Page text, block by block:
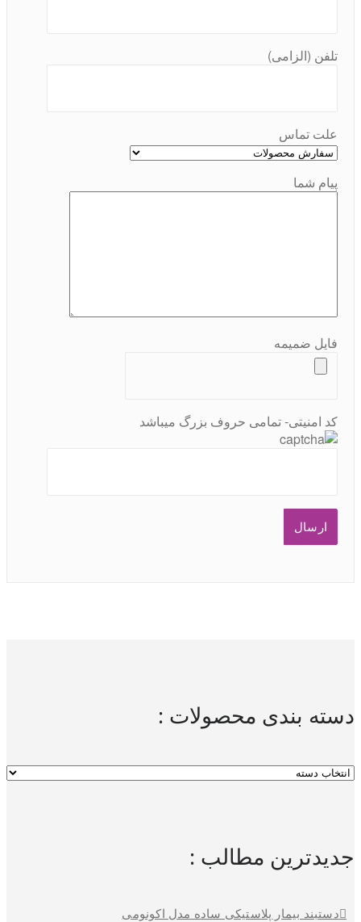
تلفن (الزامی)
علت تماس
پیام شما
فایل ضمیمه
کد امنیتی- تمامی حروف بزرگ میباشد
دسته بندی محصولات :
جدیدترین مطالب :
دستبند بیمار پلاستیکی ساده مدل اکونومی